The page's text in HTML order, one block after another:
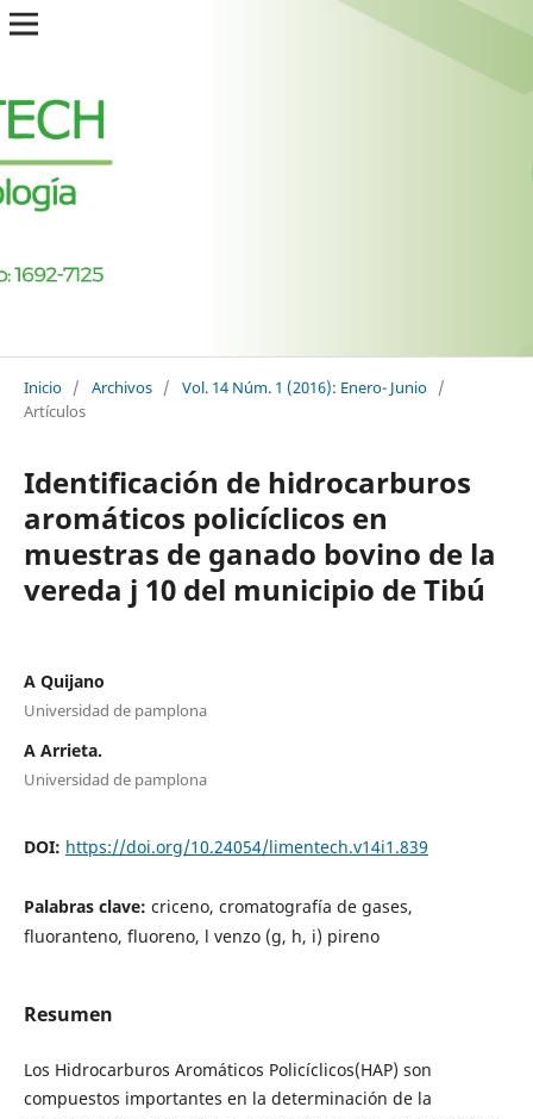
Inicio / Archivos / Vol. 14 Núm. 1 (2016): Enero- Junio /
Artículos
Identificación de hidrocarburos
aromáticos policíclicos en
muestras de ganado bovino de la
vereda j 10 del municipio de Tibú
A Quijano
Universidad de pamplona
A Arrieta.
Universidad de pamplona
DOI: https://doi.org/10.24054/limentech.v14i1.839
Palabras clave: criceno, cromatografía de gases,
fluoranteno, fluoreno, l venzo (g, h, i) pireno
Resumen
Los Hidrocarburos Aromáticos Policíclicos(HAP) son
compuestos importantes en la determinación de la